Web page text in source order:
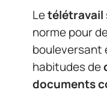
Letélétravail
norme pour
bouleversant
habitudes de
documents